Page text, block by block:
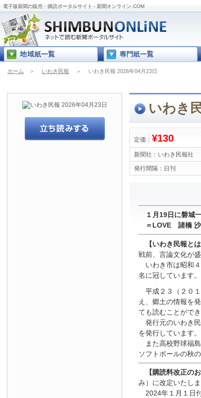
電子版新聞の販売・購読ポータルサイト - 新聞オンライン.COM
ホーム ＞ いわき民報 ＞ いわき民報 2026年04月23日
いわき
定価： ¥130
新聞社： いわき民報社
発行間隔： 日刊
１月19日に磐城
＝LOVE 諸橋
【いわき民報とは
戦前、言論文化が
いわき市は昭和
名に冠しています。
平成２３（２０
え、郷土の情報を
ても読むことができ
発行元のいわき
を発行しています。
また高校野球福
ソフトボールの秋
【購読料改正の
み）に改定いたし
2024年１月１日